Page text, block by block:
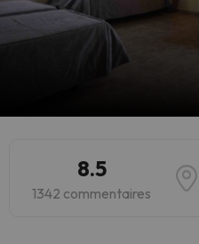
8.5
1342 commentaires